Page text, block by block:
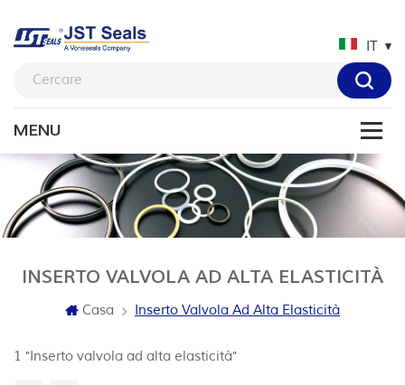
IT
INSERTO VALVOLA AD ALTA ELASTICITÀ
Casa Inserto Valvola Ad Alta Elasticità
1 "Inserto valvola ad alta elasticità"